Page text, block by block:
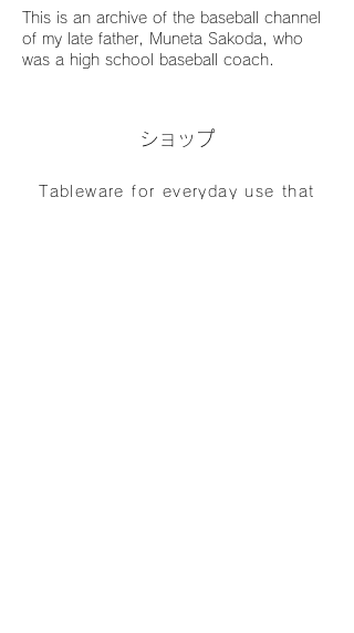
This is an archive of the baseball channel
of my late father, Muneta Sakoda, who
was a high school baseball coach.
ショップ
Tableware for everyday use that